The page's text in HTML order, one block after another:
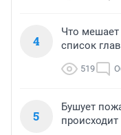
4
Что
список
519
5
Бушует